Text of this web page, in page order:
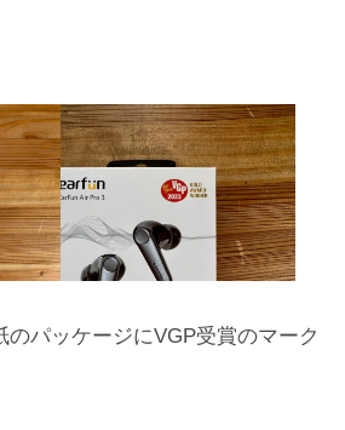
のパッケージにVGP受賞のマーク